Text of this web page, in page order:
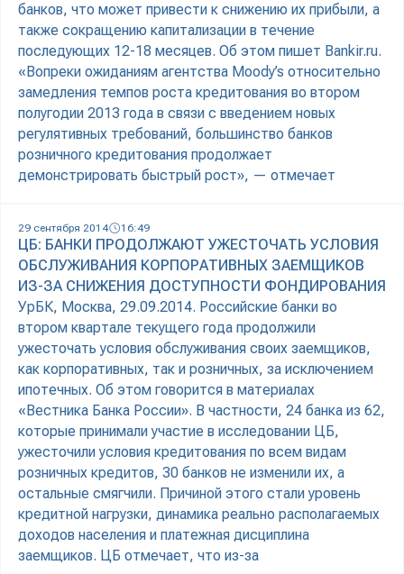
банков, что может привести к снижению их прибыли, а
также сокращению капитализации в течение
последующих 12-18 месяцев. Об этом пишет Bankir.ru.
«Вопреки ожиданиям агентства Moody’s относительно
замедления темпов роста кредитования во втором
полугодии 2013 года в связи с введением новых
регулятивных требований, большинство банков
розничного кредитования продолжает
демонстрировать быстрый рост», — отмечает
29 сентября 2014 16:49
ЦБ: БАНКИ ПРОДОЛЖАЮТ УЖЕСТОЧАТЬ УСЛОВИЯ
ОБСЛУЖИВАНИЯ КОРПОРАТИВНЫХ ЗАЕМЩИКОВ
ИЗ-ЗА СНИЖЕНИЯ ДОСТУПНОСТИ ФОНДИРОВАНИЯ
УрБК, Москва, 29.09.2014. Российские банки во
втором квартале текущего года продолжили
ужесточать условия обслуживания своих заемщиков,
как корпоративных, так и розничных, за исключением
ипотечных. Об этом говорится в материалах
«Вестника Банка России». В частности, 24 банка из 62,
которые принимали участие в исследовании ЦБ,
ужесточили условия кредитования по всем видам
розничных кредитов, 30 банков не изменили их, а
остальные смягчили. Причиной этого стали уровень
кредитной нагрузки, динамика реально располагаемых
доходов населения и платежная дисциплина
заемщиков. ЦБ отмечает, что из-за